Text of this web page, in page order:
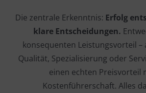
Die zentrale Erkenntnis: Erfolg
klare Entscheidungen.
konsequenten Leistungsvorteil –
Qualität, Spezialisierung oder
einen echten Preisvorteil
Kostenführerschaft. Alles